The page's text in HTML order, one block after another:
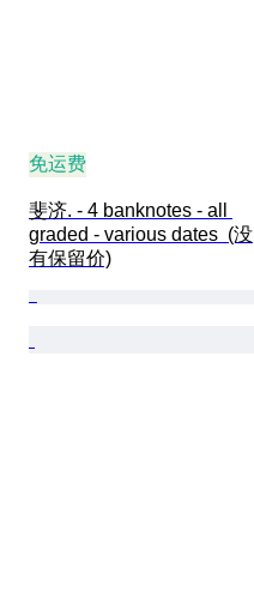
免运费
斐济. - 4 banknotes - all
graded - various dates  (没
有保留价)